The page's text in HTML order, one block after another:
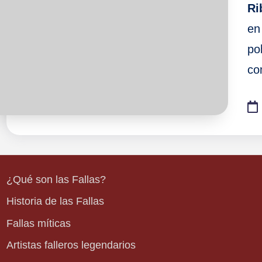
¿Qué son las Fallas?
Historia de las Fallas
Fallas míticas
Artistas falleros legendarios